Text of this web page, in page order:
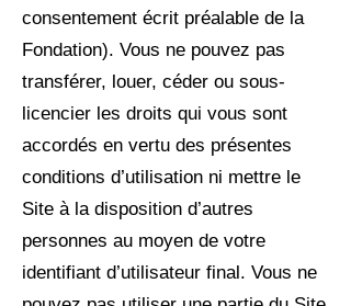
consentement écrit préalable de la
Fondation). Vous ne pouvez pas
transférer, louer, céder ou sous-
licencier les droits qui vous sont
accordés en vertu des présentes
conditions d’utilisation ni mettre le
Site à la disposition d’autres
personnes au moyen de votre
identifiant d’utilisateur final. Vous ne